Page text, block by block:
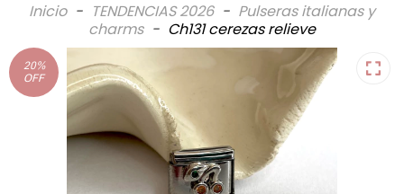
Inicio - TENDENCIAS 2026 - Pulseras italianas y
charms - Ch131 cerezas relieve
20%
OFF